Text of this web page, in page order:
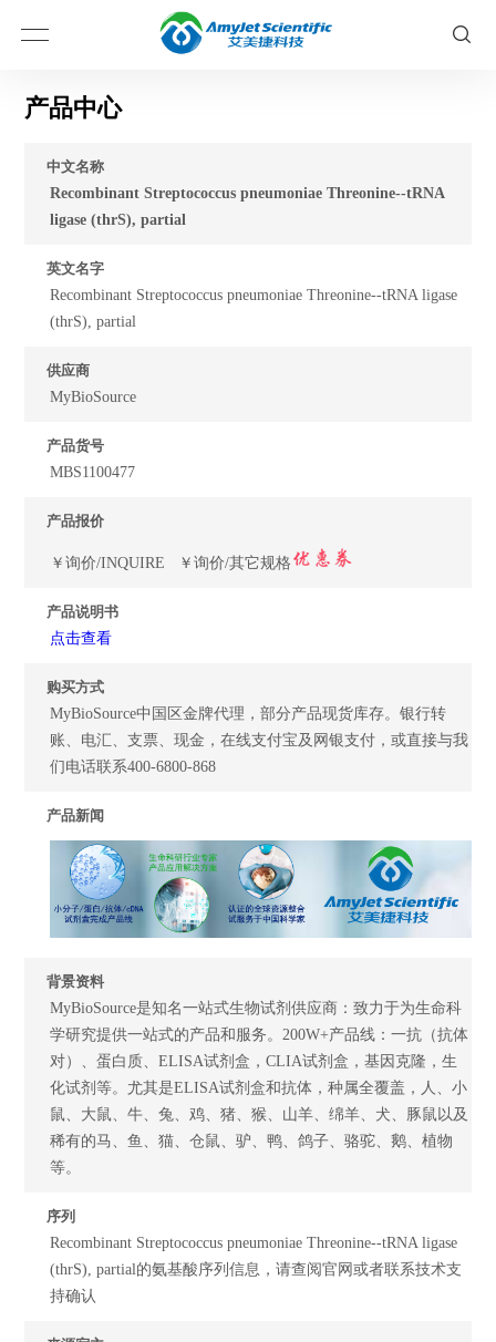
产品中心
中文名称
Recombinant Streptococcus pneumoniae Threonine--tRNA
ligase (thrS), partial
英文名字
Recombinant Streptococcus pneumoniae Threonine--tRNA ligase
(thrS), partial
供应商
MyBioSource
产品货号
MBS1100477
产品报价
￥询价/INQUIRE ￥询价/其它规格
产品说明书
点击查看
购买方式
MyBioSource中国区金牌代理，部分产品现货库存。银行转
账、电汇、支票、现金，在线支付宝及网银支付，或直接与我
们电话联系400-6800-868
产品新闻
背景资料
MyBioSource是知名一站式生物试剂供应商：致力于为生命科
学研究提供一站式的产品和服务。200W+产品线：一抗（抗体
对）、蛋白质、ELISA试剂盒，CLIA试剂盒，基因克隆，生
化试剂等。尤其是ELISA试剂盒和抗体，种属全覆盖，人、小
鼠、大鼠、牛、兔、鸡、猪、猴、山羊、绵羊、犬、豚鼠以及
稀有的马、鱼、猫、仓鼠、驴、鸭、鸽子、骆驼、鹅、植物
等。
序列
Recombinant Streptococcus pneumoniae Threonine--tRNA ligase
(thrS), partial的氨基酸序列信息，请查阅官网或者联系技术支
持确认